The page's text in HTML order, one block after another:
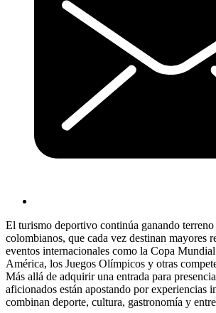
El turismo deportivo continúa ganando
colombianos, que cada vez destinan mayores
eventos internacionales como la Copa
América, los Juegos Olímpicos y otras
Más allá de adquirir una entrada para
aficionados están apostando por experiencias
combinan deporte, cultura, gastronomía y